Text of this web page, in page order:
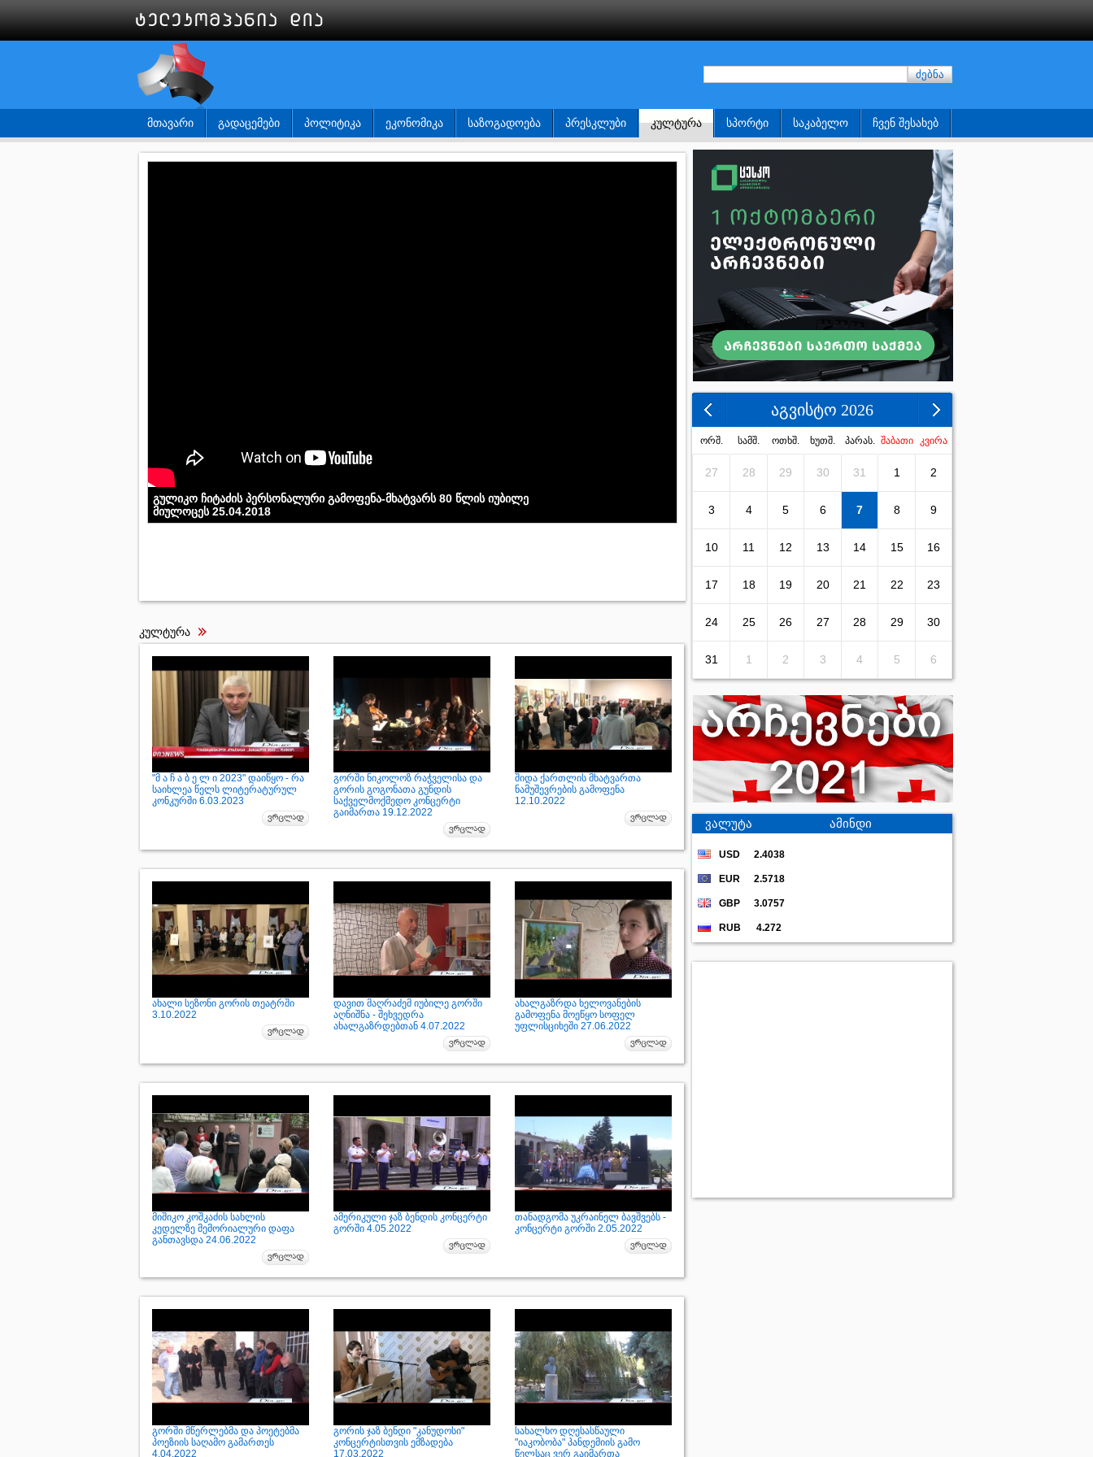
ძებნა
ᲛᲗᲐᲕᲐᲠᲘ ᲒᲐᲓᲐᲪᲔᲛᲔᲑᲘ ᲞᲝᲚᲘᲢᲘᲙᲐ ᲔᲙᲝᲜᲝᲛᲘᲙᲐ ᲡᲐᲖᲝᲒᲐᲓᲝᲔᲑᲐ ᲞᲠᲔᲡᲙᲚᲣᲑᲘ ᲙᲣᲚᲢᲣᲠᲐ ᲡᲞᲝᲠᲢᲘ ᲡᲐᲙᲐᲑᲔᲚᲝ ᲩᲕᲔᲜ ᲨᲔᲡᲐᲮᲔᲑ
გულიკო ჩიტაძის პერსონალური გამოფენა-მხატვარს 80 წლის იუბილე
მიულოცეს 25.04.2018
კულტურა
"მ ა ჩ ა ბ ე ლ ი 2023" დაიწყო - რა
საიხლეა წელს ლიტერატურულ
კონკურში 6.03.2023
გორში ნიკოლოზ რაჭველისა და
გორის გოგონათა გუნდის
საქველმოქმედო კონცერტი
გაიმართა 19.12.2022
შიდა ქართლის მხატვართა
ნამუშევრების გამოფენა
12.10.2022
ახალი სეზონი გორის თეატრში
3.10.2022
დავით მაღრაძემ იუბილე გორში
აღნიშნა - შეხვედრა
ახალგაზრდებთან 4.07.2022
ახალგაზრდა ხელოვანების
გამოფენა მოეწყო სოფელ
უფლისციხეში 27.06.2022
მიშიკო კოშკაძის სახლის
კედელზე მემორიალური დაფა
განთავსდა 24.06.2022
ამერიკული ჯაზ ბენდის კონცერტი
გორში 4.05.2022
თანადგომა უკრაინელ ბავშვებს -
კონცერტი გორში 2.05.2022
გორში მწერლებმა და პოეტებმა
პოეზიის საღამო გამართეს
4.04.2022
გორის ჯაზ ბენდი "კანუდოსი"
კონცერტისთვის ემზადება
17.03.2022
სახალხო დღესასწაული
"იაკობობა" პანდემიის გამო
წელსაც ვერ გაიმართა
აგვისტო 2026
ორშ. სამშ. ოთხშ. ხუთშ. პარას. შაბათი კვირა
27 28 29 30 31 1 2
3 4 5 6 7 8 9
10 11 12 13 14 15 16
17 18 19 20 21 22 23
24 25 26 27 28 29 30
31 1 2 3 4 5 6
ვალუტა ამინდი
USD 2.4038
EUR 2.5718
GBP 3.0757
RUB 4.272